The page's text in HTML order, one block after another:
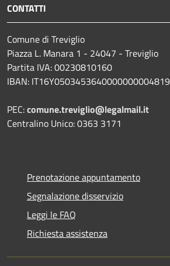
CONTATTI
Comune di Treviglio
Piazza L. Manara 1 - 24047 - Treviglio
Partita IVA: 00230810160
IBAN: IT16Y0503453640000000004819
PEC:comune.treviglio@legalmail.it
Centralino Unico: 0363 3171
Prenotazione appuntamento
Segnalazione disservizio
Leggi le FAQ
Richiesta assistenza